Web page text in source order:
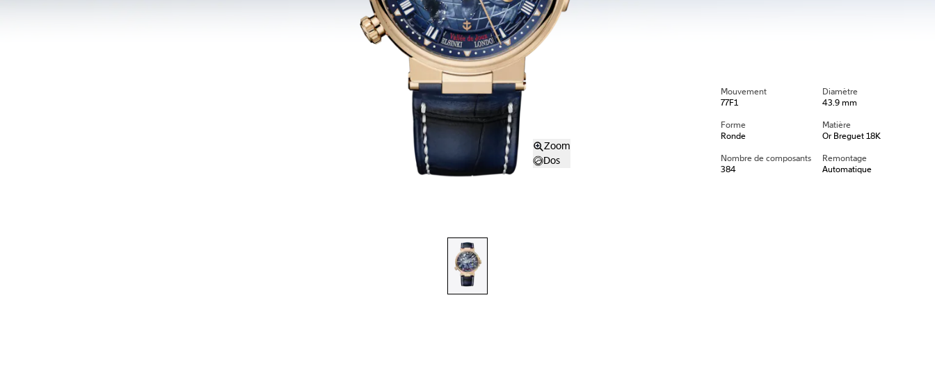
Zoom
Dos
Mouvement
77F1
Diamètre
43.9 mm
Forme
Ronde
Matière
Or Breguet 18K
Nombre de composants
384
Remontage
Automatique